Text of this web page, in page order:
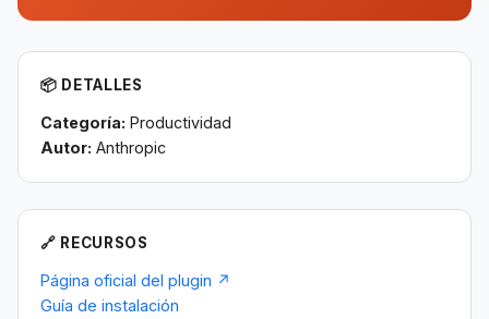
📦 DETALLES
Categoría: Productividad
Autor: Anthropic
🔗 RECURSOS
Página oficial del plugin ↗
Guía de instalación